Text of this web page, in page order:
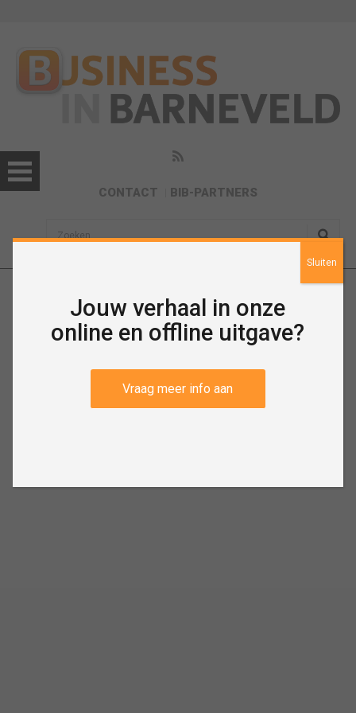
CONTACT BIB-PARTNERS
sisea.search
Januari 2020
Jouw verhaal in onze
online en offline uitgave?
Vraag meer info aan
Sluiten